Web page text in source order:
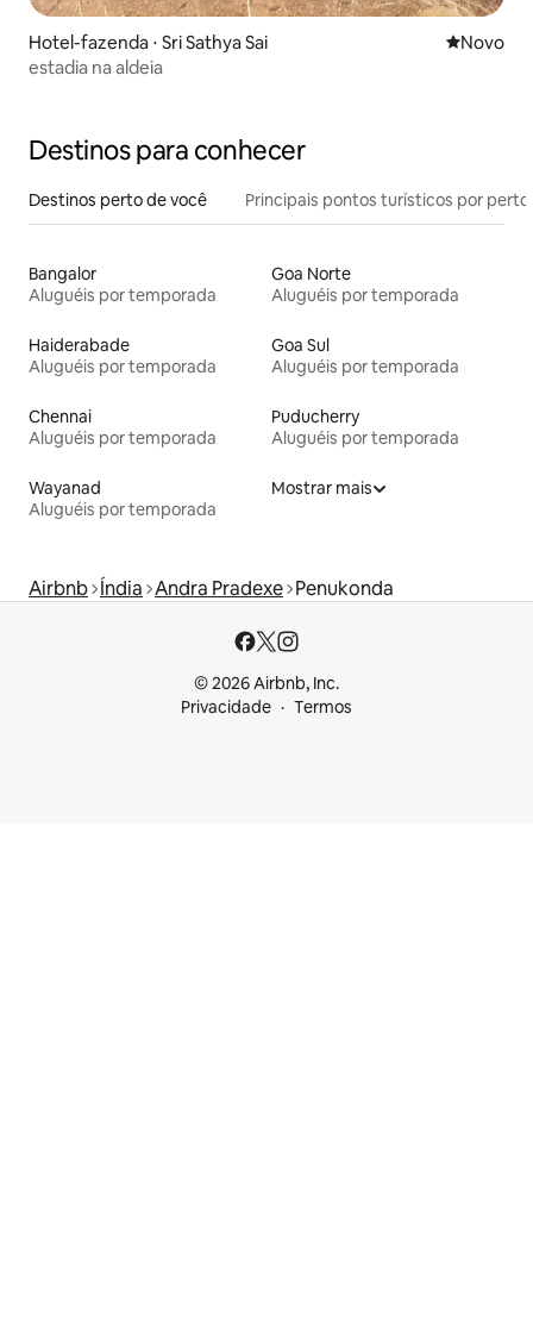
Hotel-fazenda ⋅ Sri Sathya Sai Novo
Novo
estadia na aldeia
Destinos para conhecer
Destinos perto de você Principais pontos turísticos por perto
Bangalor
Aluguéis por temporada
Goa Norte
Aluguéis por temporada
Haiderabade
Aluguéis por temporada
Goa Sul
Aluguéis por temporada
Chennai
Aluguéis por temporada
Puducherry
Aluguéis por temporada
Wayanad
Aluguéis por temporada
Mostrar mais
Airbnb Índia Andra Pradexe Penukonda
© 2026 Airbnb, Inc.
Privacidade
Termos